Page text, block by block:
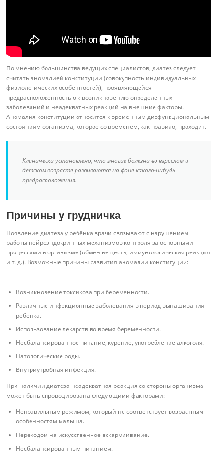
По мнению большинства ведущих специалистов, диатез следует
считать аномалией конституции (совокупность индивидуальных
физиологических особенностей), проявляющейся
предрасположенностью к возникновению определённых
заболеваний и неадекватных реакций на внешние факторы.
Аномалия конституции относится к временным дисфункциональным
состояниям организма, которое со временем, как правило, проходит.
Клинически установлено, что многие болезни во взрослом и
детском возрасте развиваются на фоне какого-нибудь
предрасположения.
Причины у грудничка
Появление диатеза у ребёнка врачи связывают с нарушением
работы нейроэндокринных механизмов контроля за основными
процессами в организме (обмен веществ, иммунологическая реакция
и т. д.). Возможные причины развития аномалии конституции:
Возникновение токсикоза при беременности.
Различные инфекционные заболевания в период вынашивания
ребёнка.
Использование лекарств во время беременности.
Несбалансированное питание, курение, употребление алкоголя.
Патологические роды.
Внутриутробная инфекция.
При наличии диатеза неадекватная реакция со стороны организма
может быть спровоцирована следующими факторами:
Неправильным режимом, который не соответствует возрастным
особенностям малыша.
Переходом на искусственное вскармливание.
Несбалансированным питанием.